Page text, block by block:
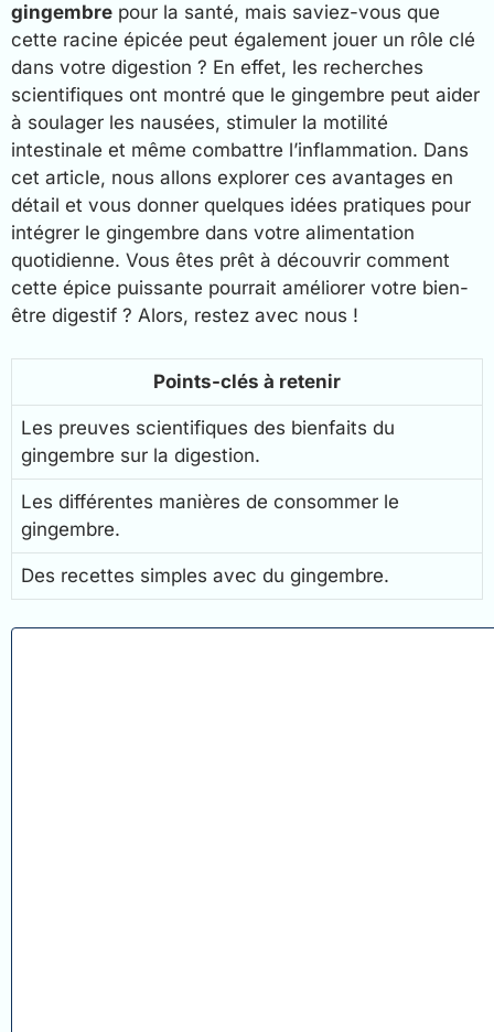
gingembre pour la santé, mais saviez-vous que
cette racine épicée peut également jouer un rôle clé
dans votre digestion ? En effet, les recherches
scientifiques ont montré que le gingembre peut aider
à soulager les nausées, stimuler la motilité
intestinale et même combattre l’inflammation. Dans
cet article, nous allons explorer ces avantages en
détail et vous donner quelques idées pratiques pour
intégrer le gingembre dans votre alimentation
quotidienne. Vous êtes prêt à découvrir comment
cette épice puissante pourrait améliorer votre bien-
être digestif ? Alors, restez avec nous !
Points-clés à retenir
Les preuves scientifiques des bienfaits du
gingembre sur la digestion.
Les différentes manières de consommer le
gingembre.
Des recettes simples avec du gingembre.